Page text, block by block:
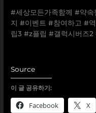
#세상모든가족함께 #약
지 #이벤트 #참여하고 #
립3 #z플립 #갤럭시버즈
Source
이 글 공유하기:
Facebook X